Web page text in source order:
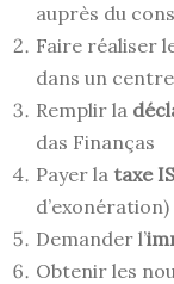
auprès du
Faire réaliser
dans un
Remplir la
das Finanças
Payer la taxe
d’exonération)
Demander l’
Obtenir les